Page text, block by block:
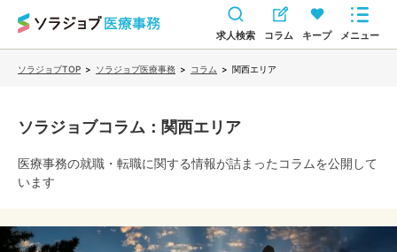
求人検索 コラム キープ メニュー
ソラジョブTOP > ソラジョブ医療事務 > コラム > 関西エリア
ソラジョブコラム ：関西エリア
医療事務の就職・転職に関する情報が詰まったコラムを公開して
います